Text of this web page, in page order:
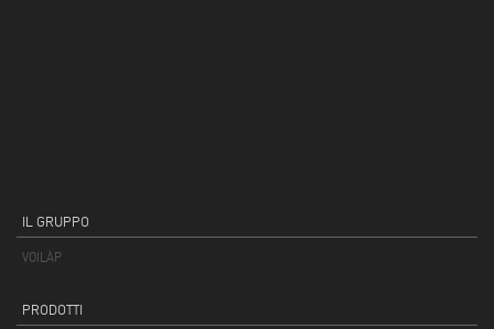
IL GRUPPO
VOILÀP
PRODOTTI